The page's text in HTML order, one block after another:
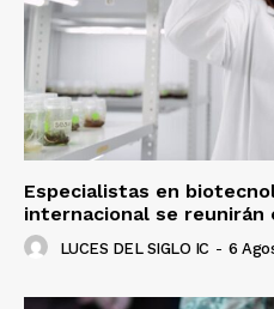
Especialistas en
internacional se reunirán
LUCES DEL SIGLO IC - 6